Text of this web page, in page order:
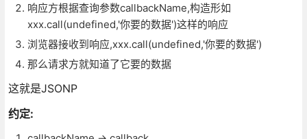
响应方根据查询参数callbackName,构造形如
xxx.call(undefined,'你要的数据')这样的响应
浏览器接收到响应,xxx.call(undefined,'你要的数据')
那么请求方就知道了它要的数据
这就是JSONP
约定: